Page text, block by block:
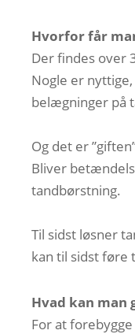
Hvorfor får
Der findes over
Nogle er
belægninger på
Og det er
Bliver
tandbørstning.
Til sidst løsner
kan til sidst
Hvad kan man
For at